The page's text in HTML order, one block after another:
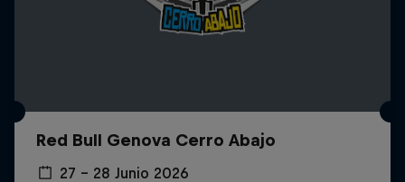
Red Bull Genova Cerro Abajo
27 – 28 Junio 2026